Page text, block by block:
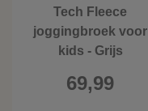
Tech Fleece
joggingbroek voor
kids - Grijs
69,99